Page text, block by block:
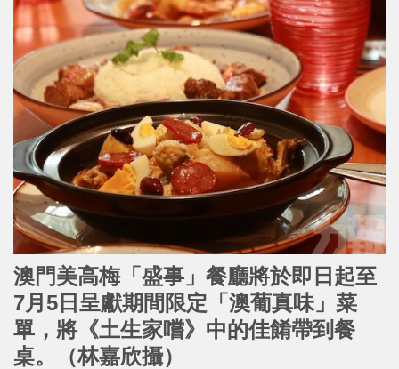
澳門美高梅「盛事」餐廳將於即日起至
7月5日呈獻期間限定「澳葡真味」菜
單，將《土生家嚐》中的佳餚帶到餐
桌。
（林嘉欣攝）